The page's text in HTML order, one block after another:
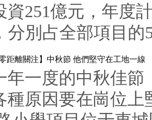
資251億元，年度
分別占全部項目的
零距離關注】中秋節 他們堅守在工地一線
年一度的中秋佳節
種原因要在崗位上